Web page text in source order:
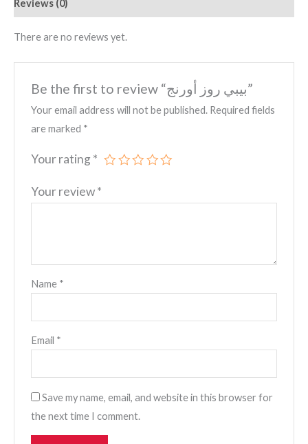
Reviews (0)
There are no reviews yet.
Be the first to review “بيبي روز أورنج”
Your email address will not be published. Required fields
are marked *
Your rating *
Your review*
Name *
Email *
Save my name, email, and website in this browser for
the next time I comment.